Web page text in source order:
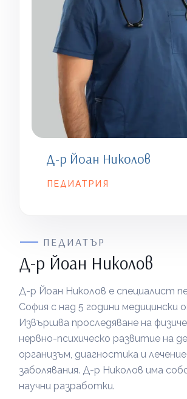
Д-р Йоан Николов
ПЕДИАТРИЯ
ПЕДИАТЪР
Д-р Йоан Николов
Д-р Йоан Николов е специалист
София с над 5 години медицински
Извършва проследяване на
нервно-психическо развитие на
организъм, диагностика и
заболявания. Д-р Николов има
научни разработки.